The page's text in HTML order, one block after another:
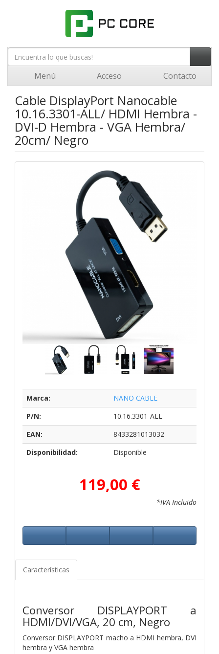
Menú Acceso Contacto
Cable DisplayPort Nanocable
10.16.3301-ALL/ HDMI Hembra -
DVI-D Hembra - VGA Hembra/
20cm/ Negro
Marca:
NANO CABLE
P/N:
10.16.3301-ALL
EAN:
8433281013032
Disponibilidad:
Disponible
119,00 €
*IVA Incluido
Características
Conversor DISPLAYPORT a
HDMI/DVI/VGA, 20 cm, Negro
Conversor DISPLAYPORT macho a HDMI hembra, DVI
hembra y VGA hembra